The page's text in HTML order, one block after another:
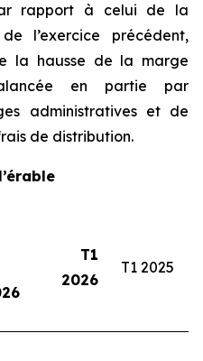
rapport à celui de la
l’exercice précédent,
la hausse de la marge
en partie par
administratives et de
de distribution.
T1
2026
T1 2025